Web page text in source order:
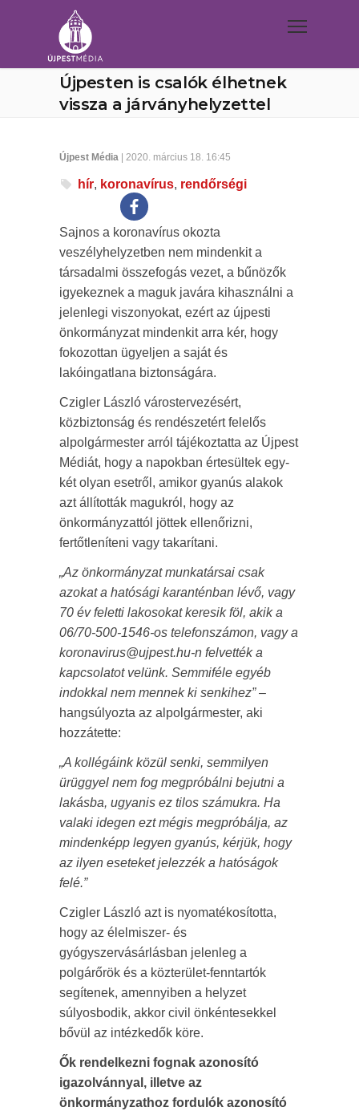
Újpesten is csalók élhetnek
vissza a járványhelyzettel
Újpest Média | 2020. március 18. 16:45
hír, koronavírus, rendőrségi
Sajnos a koronavírus okozta
veszélyhelyzetben nem mindenkit a
társadalmi összefogás vezet, a bűnözők
igyekeznek a maguk javára kihasználni a
jelenlegi viszonyokat, ezért az újpesti
önkormányzat mindenkit arra kér, hogy
fokozottan ügyeljen a saját és
lakóingatlana biztonságára.
Czigler László várostervezésért,
közbiztonság és rendészetért felelős
alpolgármester arról tájékoztatta az Újpest
Médiát, hogy a napokban értesültek egy-
két olyan esetről, amikor gyanús alakok
azt állították magukról, hogy az
önkormányzattól jöttek ellenőrizni,
fertőtleníteni vagy takarítani.
„Az önkormányzat munkatársai csak
azokat a hatósági karanténban lévő, vagy
70 év feletti lakosokat keresik föl, akik a
06/70-500-1546-os telefonszámon, vagy a
koronavirus@ujpest.hu-n felvették a
kapcsolatot velünk. Semmiféle egyéb
indokkal nem mennek ki senkihez”–
hangsúlyozta az alpolgármester, aki
hozzátette:
„A kollégáink közül senki, semmilyen
ürüggyel nem fog megpróbálni bejutni a
lakásba, ugyanis ez tilos számukra. Ha
valaki idegen ezt mégis megpróbálja, az
mindenképp legyen gyanús, kérjük, hogy
az ilyen eseteket jelezzék a hatóságok
felé.”
Czigler László azt is nyomatékosította,
hogy az élelmiszer- és
gyógyszervásárlásban jelenleg a
polgárőrök és a közterület-fenntartók
segítenek, amennyiben a helyzet
súlyosbodik, akkor civil önkéntesekkel
bővül az intézkedők köre.
Ők rendelkezni fognak azonosító
igazolvánnyal, illetve az
önkormányzathoz fordulók azonosító